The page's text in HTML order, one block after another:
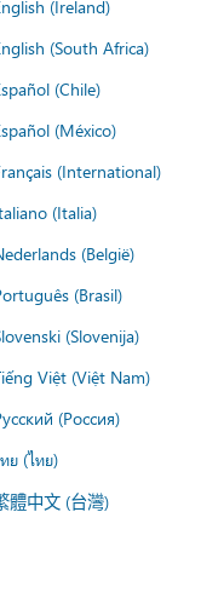
(Ireland)
(South Africa)
(Chile)
(México)
(International)
(Italia)
(België)
(Brasil)
(Slovenija)
Việt (Việt Nam)
(Россия)
ย (ไทย)
體中文 (台灣)